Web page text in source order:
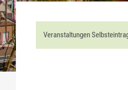
Veranstaltungen